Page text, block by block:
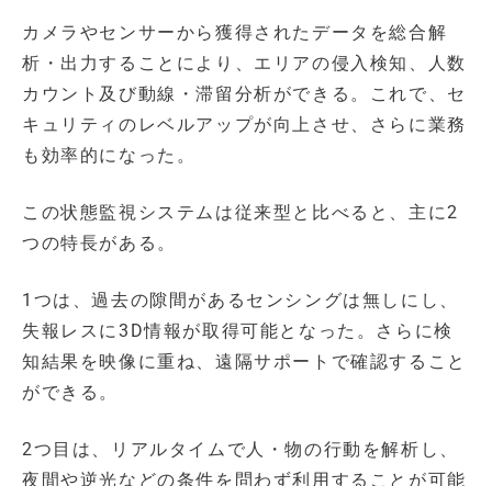
カメラやセンサーから獲得されたデータを総合解
析・出力することにより、エリアの侵入検知、人数
カウント及び動線・滞留分析ができる。これで、セ
キュリティのレベルアップが向上させ、さらに業務
も効率的になった。
この状態監視システムは従来型と比べると、主に2
つの特長がある。
1つは、過去の隙間があるセンシングは無しにし、
失報レスに3D情報が取得可能となった。さらに検
知結果を映像に重ね、遠隔サポートで確認すること
ができる。
2つ目は、リアルタイムで人・物の行動を解析し、
夜間や逆光などの条件を問わず利用することが可能